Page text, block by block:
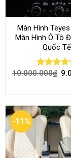
Màn Hình
Màn Hình Ô Tô
Quốc Tế
Rated
10.000.000₫
-11%